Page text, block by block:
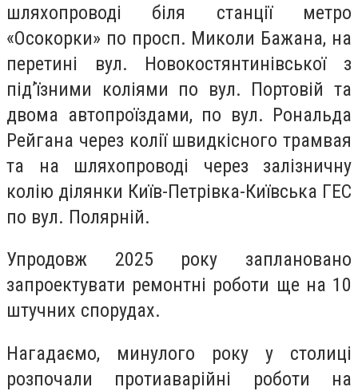
шляхопроводі біля станції метро
«Осокорки» по просп. Миколи Бажана, на
перетині вул. Новокостянтинівської з
під’їзними коліями по вул. Портовій та
двома автопроїздами, по вул. Рональда
Рейгана через колії швидкісного трамвая
та на шляхопроводі через залізничну
колію ділянки Київ-Петрівка-Київська ГЕС
по вул. Полярній.
Упродовж 2025 року заплановано
запроектувати ремонтні роботи ще на 10
штучних спорудах.
Нагадаємо, минулого року у столиці
розпочали протиаварійні роботи на